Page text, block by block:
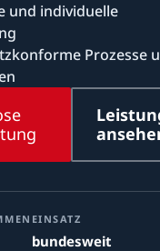
und individuelle
Prozesse
EINSATZ
bundesweit